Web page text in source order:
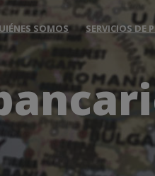
SOMOS SERVICIOS DE